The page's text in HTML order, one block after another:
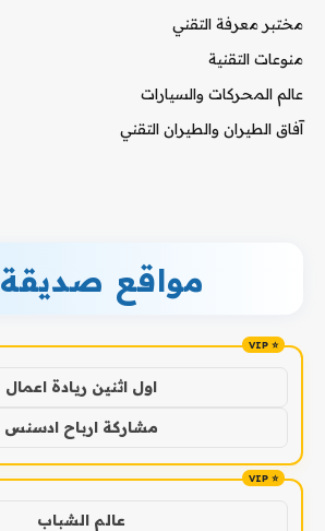
مختبر معرفة التقني
منوعات التقنية
عالم المحركات والسيارات
آفاق الطيران والطيران التقني
مواقع صديقة
اول اثنين ريادة اعمال
مشاركة ارباح ادسنس
عالم الشباب